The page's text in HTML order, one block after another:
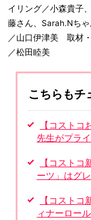
イリング／小森貴子
藤さん、Sarah.Nち
／山口伊津美 取材
／松田睦美
こちらもチ
【コスト
先生がプラ
【コスト
ーツ」はグ
【コスト
ィナーロー